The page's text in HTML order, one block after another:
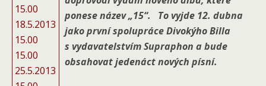
15.00
18.5.2013
15.00
15.00
25.5.2013
ponese název „15“. To vyjde 12. dubna
jako první spolupráce Divokýho Billa
s vydavatelstvím Supraphon a bude
obsahovat jedenáct nových písní.